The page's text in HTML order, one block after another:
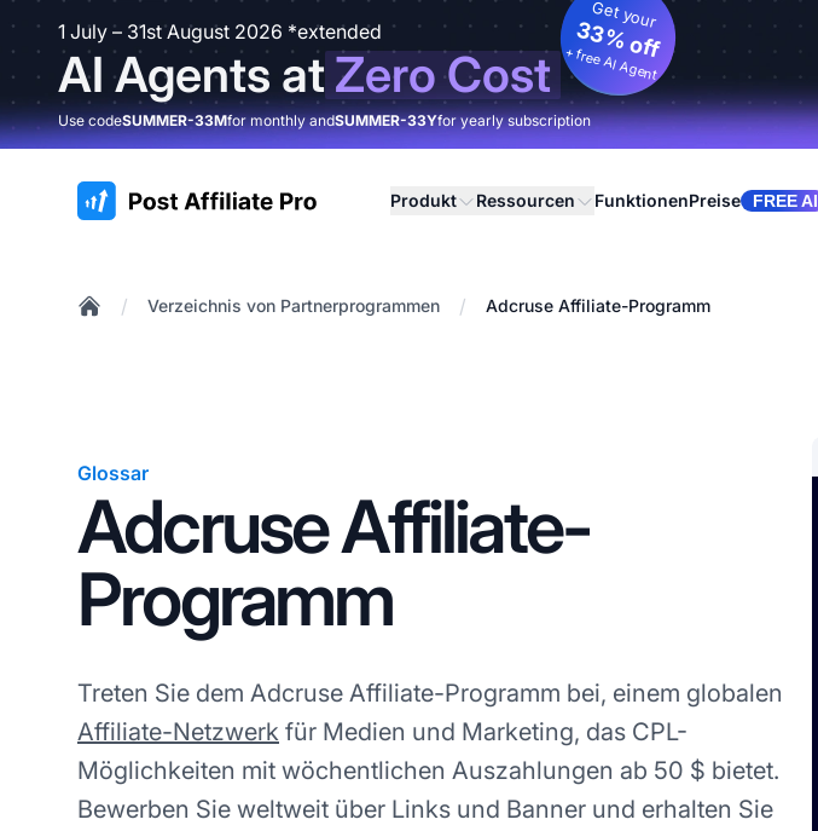
1 July – 31st August 2026 *extended
AI Agents atZero Cost
Get your
33% off
+ free AI Agent
Use codeSUMMER-33Mfor monthly andSUMMER-33Yfor yearly subscription
:site.title Produkt Ressourcen FunktionenPreise FREE AI
/ Verzeichnis von Partnerprogrammen / Adcruse Affiliate-Programm
Glossar
Adcruse Affiliate-
Programm
Treten Sie dem Adcruse Affiliate-Programm bei, einem globalen
Affiliate-Netzwerk für Medien und Marketing, das CPL-
Möglichkeiten mit wöchentlichen Auszahlungen ab 50 $ bietet.
Bewerben Sie weltweit über Links und Banner und erhalten Sie